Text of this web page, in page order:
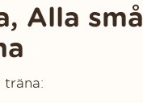
Alla små